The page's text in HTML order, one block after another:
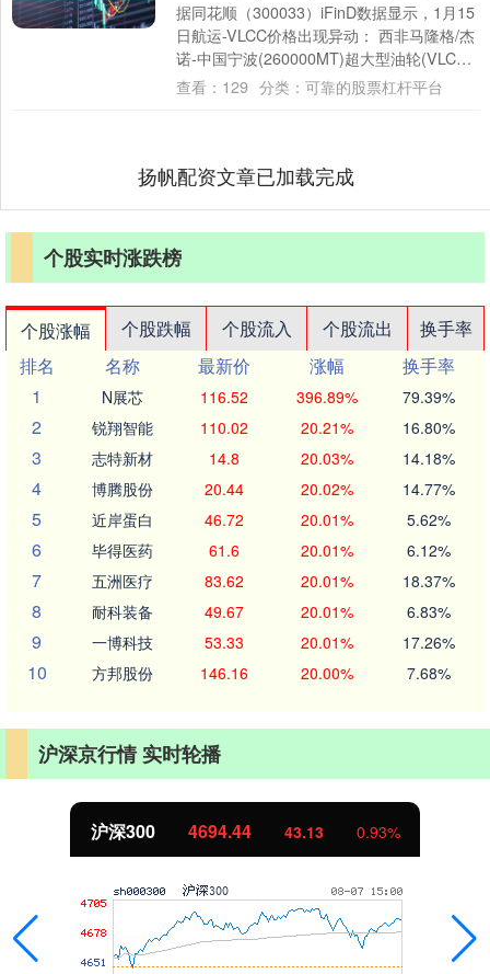
据同花顺（300033）iFinD数据显示，1月15
日航运-VLCC价格出现异动： 西非马隆格/杰
诺-中国宁波(260000MT)超大型油轮(VLCC)
运价指数....
查看： 129 分类： 可靠的股票杠杆平台
扬帆配资文章已加载完成
个股实时涨跌榜
个股涨幅 个股跌幅 个股流入 个股流出
换手率
排名
名称 最新价 涨幅
换手率
1
N展芯 116.52 396.89% 79.39%
2 锐翔智能 110.02 20.21% 16.80%
3 志特新材 14.8 20.03% 14.18%
4 博腾股份 20.44 20.02% 14.77%
5 近岸蛋白 46.72 20.01% 5.62%
6 毕得医药 61.6 20.01% 6.12%
7 五洲医疗 83.62 20.01% 18.37%
8 耐科装备 49.67 20.01% 6.83%
9 一博科技 53.33 20.01% 17.26%
10 方邦股份 146.16 20.00% 7.68%
沪深京行情 实时轮播
北证50 1134.24